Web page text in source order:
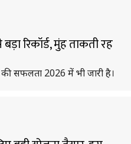
रिकॉर्ड, मुंह ताकती रह
सफलता 2026 में भी जारी है।